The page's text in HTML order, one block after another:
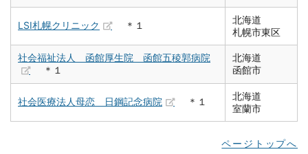
LSI札幌クリニック ＊１
北海道
札幌市東区
社会福祉法人 函館厚生院 函館五稜郭病院
＊１
北海道
函館市
社会医療法人母恋 日鋼記念病院 ＊１
北海道
室蘭市
ページトップへ